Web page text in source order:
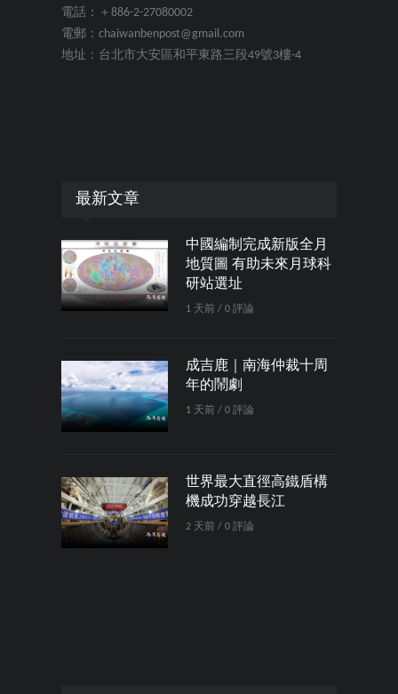
電話：＋886-2-27080002
電郵：chaiwanbenpost@gmail.com
地址：台北市大安區和平東路三段49號3樓-4
最新文章
中國編制完成新版全月
地質圖 有助未來月球科
研站選址
1 天前 / 0 評論
成吉鹿｜南海仲裁十周
年的鬧劇
1 天前 / 0 評論
世界最大直徑高鐵盾構
機成功穿越長江
2 天前 / 0 評論